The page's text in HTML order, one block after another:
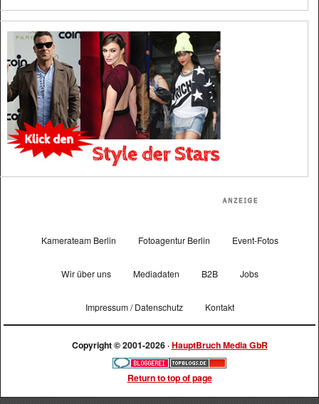
Kamerateam Berlin Fotoagentur Berlin Event-Fotos
Wir über uns Mediadaten B2B Jobs
Impressum / Datenschutz Kontakt
Copyright © 2001-2026 ·HauptBruch Media GbR
Return to top of page